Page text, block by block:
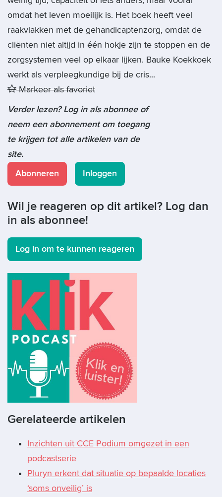
omdat het leven moeilijk is. Het boek heeft veel
raakvlakken met de gehandicaptenzorg, omdat de
cliënten niet altijd in één hokje zijn te stoppen en de
zorgsystemen veel op elkaar lijken. Bauke Koekkoek
werkt als verpleegkundige bij de cris...
Markeer als favoriet
Verder lezen? Log in als abonnee of
neem een abonnement om toegang
te krijgen tot alle artikelen van de
site.
Abonneren
Inloggen
Wil je reageren op dit artikel? Log dan
in als abonnee!
Log in om te kunnen reageren
Gerelateerde artikelen
Inzichten uit CCE Podium omgezet in een
podcastserie
Pluryn erkent dat situatie op bepaalde locaties
‘soms onveilig’ is